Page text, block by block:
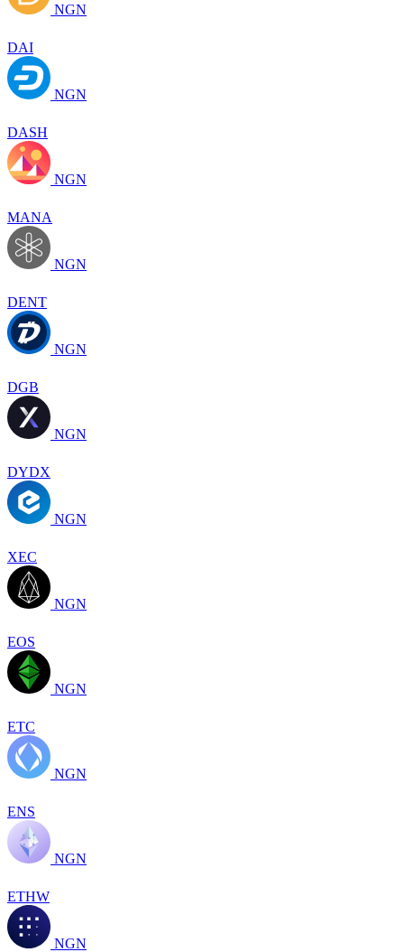
NGN
DAI
NGN
DASH
NGN
MANA
NGN
DENT
NGN
DGB
NGN
DYDX
NGN
XEC
NGN
EOS
NGN
ETC
NGN
ENS
NGN
ETHW
NGN